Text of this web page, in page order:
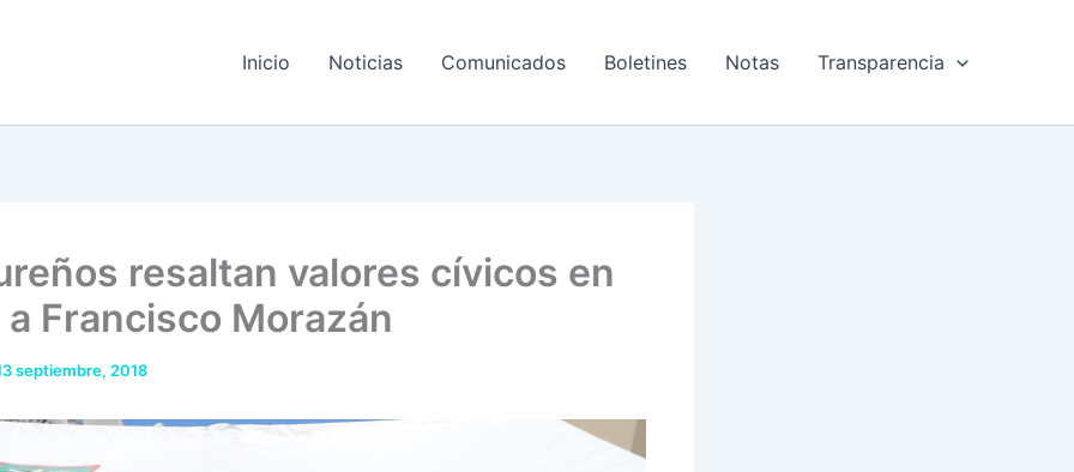
Inicio Noticias Comunicados Boletines Notas Transparencia
resaltan valores cívicos en
Francisco Morazán
septiembre, 2018